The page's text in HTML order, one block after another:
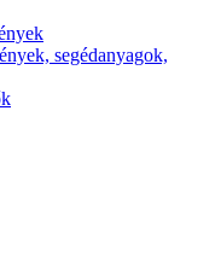
segédanyagok,